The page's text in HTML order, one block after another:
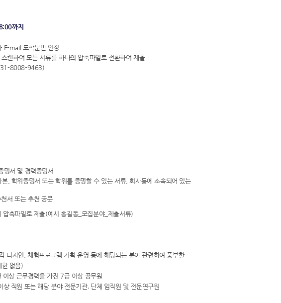
까지
mail 도착분만 인정
캔하여 모든 서류를 하나의 압축파일로 전환하여 제출
8008-9463)
명서 및 경력증명서
, 학위증명서 또는 학위를 증명할 수 있는 서류, 회사등에 소속되어 있는
서 또는 추천 공문
축파일로 제출(예시 홍길동_모집분야_제출서류)
디자인, 체험프로그램 기획·운영 등에 해당되는 분야 관련하여 풍부한
한 없음)
상 근무경력을 가진 7급 이상 공무원
직원 또는 해당 분야 전문기관․단체 임직원 및 전문연구원